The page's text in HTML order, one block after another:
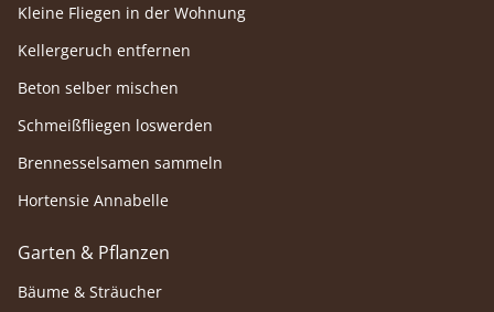
Kleine Fliegen in der Wohnung
Kellergeruch entfernen
Beton selber mischen
Schmeißfliegen loswerden
Brennesselsamen sammeln
Hortensie Annabelle
Garten & Pflanzen
Bäume & Sträucher